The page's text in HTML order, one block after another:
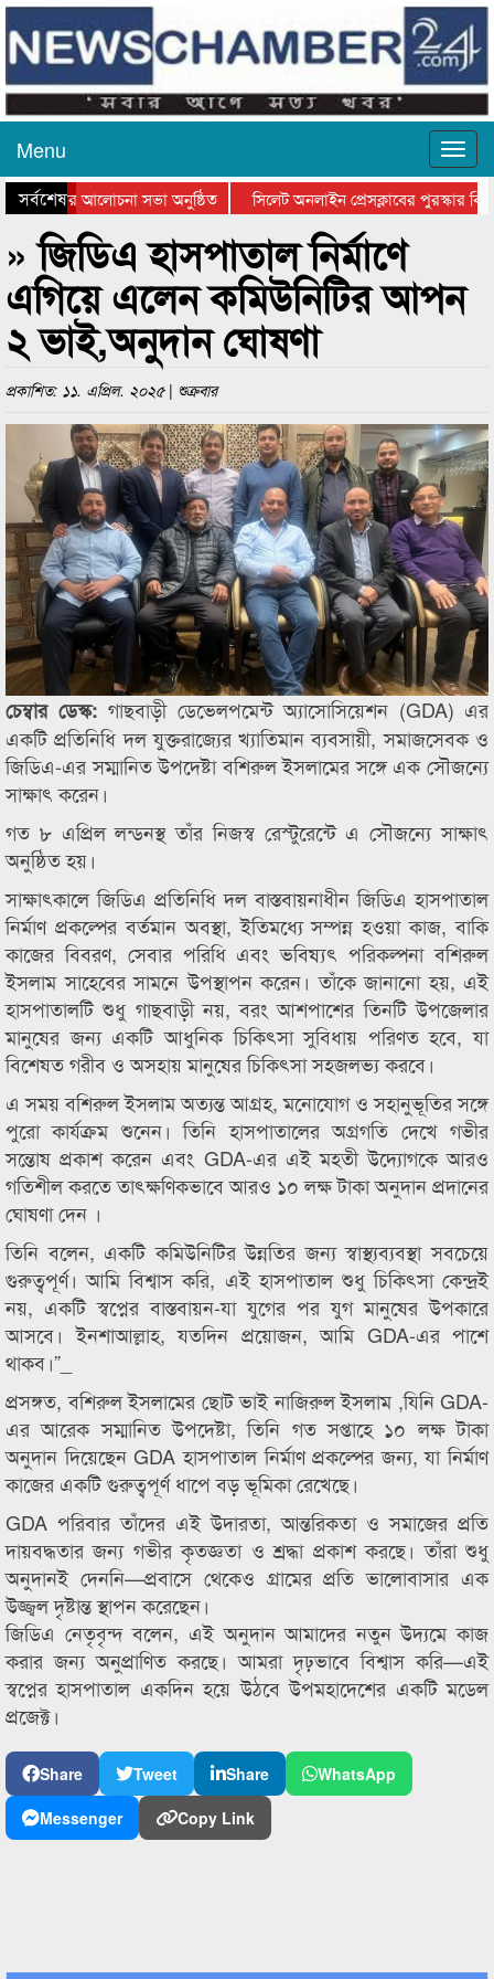
Menu
সর্বশেষ
দিবসের আলোচনা সভা অনুষ্ঠিত
সিলেট অনলাইন প্রেসক্লাবের পুরস্কার
সভা ও সম্মাননা প্রদান
কানাইঘাটের কিশোর আহাদের খুনি
» জিডিএ হাসপাতাল নির্মাণে
এগিয়ে এলেন কমিউনিটির আপন
২ ভাই,অনুদান ঘোষণা
প্রকাশিত: ১১. এপ্রিল. ২০২৫ | শুক্রবার
চেম্বার ডেস্ক: গাছবাড়ী ডেভেলপমেন্ট অ্যাসোসিয়েশন (GDA) এর
একটি প্রতিনিধি দল যুক্তরাজ্যের খ্যাতিমান ব্যবসায়ী, সমাজসেবক ও
জিডিএ-এর সম্মানিত উপদেষ্টা বশিরুল ইসলামের সঙ্গে এক সৌজন্যে
সাক্ষাৎ করেন।
গত ৮ এপ্রিল লন্ডনস্থ তাঁর নিজস্ব রেস্টুরেন্টে এ সৌজন্যে সাক্ষাৎ
অনুষ্ঠিত হয়।
সাক্ষাৎকালে জিডিএ প্রতিনিধি দল বাস্তবায়নাধীন জিডিএ হাসপাতাল
নির্মাণ প্রকল্পের বর্তমান অবস্থা, ইতিমধ্যে সম্পন্ন হওয়া কাজ, বাকি
কাজের বিবরণ, সেবার পরিধি এবং ভবিষ্যৎ পরিকল্পনা বশিরুল
ইসলাম সাহেবের সামনে উপস্থাপন করেন। তাঁকে জানানো হয়, এই
হাসপাতালটি শুধু গাছবাড়ী নয়, বরং আশপাশের তিনটি উপজেলার
মানুষের জন্য একটি আধুনিক চিকিৎসা সুবিধায় পরিণত হবে, যা
বিশেষত গরীব ও অসহায় মানুষের চিকিৎসা সহজলভ্য করবে।
এ সময় বশিরুল ইসলাম অত্যন্ত আগ্রহ, মনোযোগ ও সহানুভূতির সঙ্গে
পুরো কার্যক্রম শুনেন। তিনি হাসপাতালের অগ্রগতি দেখে গভীর
সন্তোষ প্রকাশ করেন এবং GDA-এর এই মহতী উদ্যোগকে আরও
গতিশীল করতে তাৎক্ষণিকভাবে আরও ১০ লক্ষ টাকা অনুদান প্রদানের
ঘোষণা দেন ।
তিনি বলেন, একটি কমিউনিটির উন্নতির জন্য স্বাস্থ্যব্যবস্থা সবচেয়ে
গুরুত্বপূর্ণ। আমি বিশ্বাস করি, এই হাসপাতাল শুধু চিকিৎসা কেন্দ্রই
নয়, একটি স্বপ্নের বাস্তবায়ন-যা যুগের পর যুগ মানুষের উপকারে
আসবে। ইনশাআল্লাহ, যতদিন প্রয়োজন, আমি GDA-এর পাশে
থাকব।”_
প্রসঙ্গত, বশিরুল ইসলামের ছোট ভাই নাজিরুল ইসলাম ,যিনি GDA-
এর আরেক সম্মানিত উপদেষ্টা, তিনি গত সপ্তাহে ১০ লক্ষ টাকা
অনুদান দিয়েছেন GDA হাসপাতাল নির্মাণ প্রকল্পের জন্য, যা নির্মাণ
কাজের একটি গুরুত্বপূর্ণ ধাপে বড় ভূমিকা রেখেছে।
GDA পরিবার তাঁদের এই উদারতা, আন্তরিকতা ও সমাজের প্রতি
দায়বদ্ধতার জন্য গভীর কৃতজ্ঞতা ও শ্রদ্ধা প্রকাশ করছে। তাঁরা শুধু
অনুদানই দেননি—প্রবাসে থেকেও গ্রামের প্রতি ভালোবাসার এক
উজ্জ্বল দৃষ্টান্ত স্থাপন করেছেন।
জিডিএ নেতৃবৃন্দ বলেন, এই অনুদান আমাদের নতুন উদ্যমে কাজ
করার জন্য অনুপ্রাণিত করছে। আমরা দৃঢ়ভাবে বিশ্বাস করি—এই
স্বপ্নের হাসপাতাল একদিন হয়ে উঠবে উপমহাদেশের একটি মডেল
প্রজেক্ট।
Share Tweet Share
WhatsApp
Messenger
Copy Link